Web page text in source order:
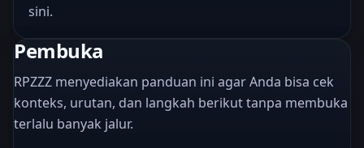
sini.
Pembuka
RPZZZ menyediakan panduan ini agar Anda bisa cek
konteks, urutan, dan langkah berikut tanpa membuka
terlalu banyak jalur.